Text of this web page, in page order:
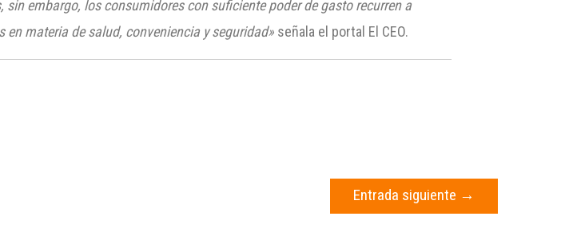
embargo, los consumidores con suficiente poder de gasto recurren a
materia de salud, conveniencia y seguridad» señala el portal El CEO.
Entrada siguiente →